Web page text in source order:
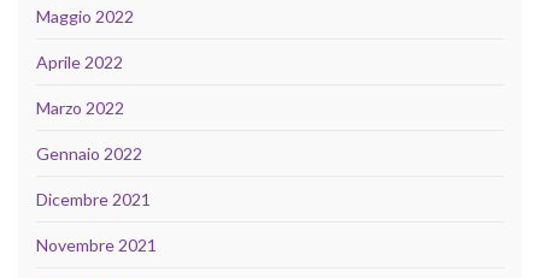
Maggio 2022
Aprile 2022
Marzo 2022
Gennaio 2022
Dicembre 2021
Novembre 2021